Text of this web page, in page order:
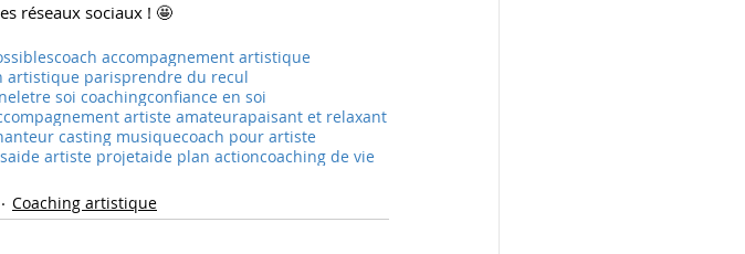
réseaux sociaux ! 🤩
coach accompagnement artistique
artistique parisprendre du recul
etre soi coachingconfiance en soi
artiste amateurapaisant et relaxant
casting musiquecoach pour artiste
aide artiste projetaide plan actioncoaching de vie
Coaching artistique